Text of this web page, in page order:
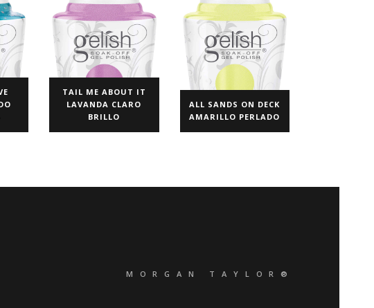
TAIL ME ABOUT IT
LAVANDA CLARO
BRILLO
ALL SANDS ON DECK
AMARILLO PERLADO
MORGAN TAYLOR®